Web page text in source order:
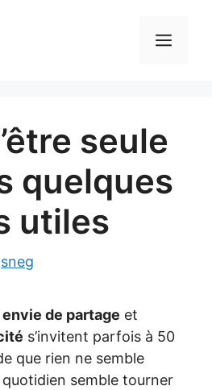
seule
quelques
utiles
sneg
envie de partage et
s’invitent parfois à 50
que rien ne semble
semble tourner